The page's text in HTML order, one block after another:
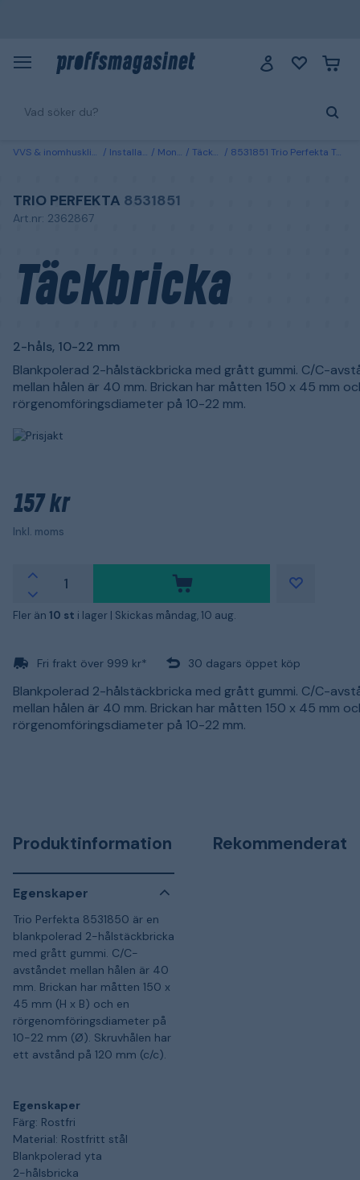
VVS & inomhusklimat Installation Montage Täckbrickor 8531851 Trio Perfekta Täckbricka 2-håls, 10-22 mm
TRIO PERFEKTA 8531851
Art.nr: 2362867
Täckbricka
2-håls, 10-22 mm
Blankpolerad 2-hålstäckbricka med grått gummi. C/C-
mellan hålen är 40 mm. Brickan har måtten 150 x 45 mm
rörgenomföringsdiameter på 10-22 mm.
157 kr
Inkl. moms
Fler än 10 st i lager | Skickas måndag, 10 aug.
Fri frakt över 999 kr* 30 dagars öppet köp
Blankpolerad 2-hålstäckbricka med grått gummi. C/C-
mellan hålen är 40 mm. Brickan har måtten 150 x 45 mm
rörgenomföringsdiameter på 10-22 mm.
Produktinformation
Egenskaper
Trio Perfekta 8531850 är en
blankpolerad 2-hålstäckbricka
med grått gummi. C/C-
avståndet mellan hålen är 40
mm. Brickan har måtten 150 x
45 mm (H x B) och en
rörgenomföringsdiameter på
10-22 mm (Ø). Skruvhålen har
ett avstånd på 120 mm (c/c).
Egenskaper
Färg: Rostfri
Material: Rostfritt stål
Blankpolerad yta
2-hålsbricka
Rekommenderat